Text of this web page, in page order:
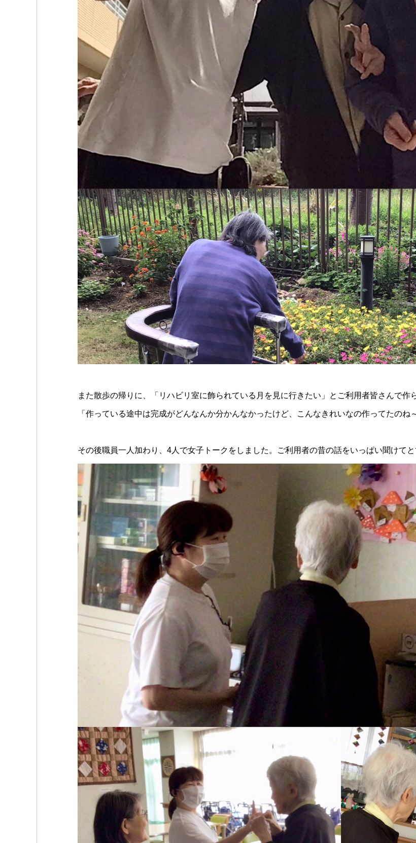
また散歩の帰りに、「リハビリ室に飾られている月を見に行きたい」とご利用者皆さんで作
「作っている途中は完成がどんなんか分かんなかったけど、こんなきれいなの作ってたのね
その後職員一人加わり、4人で女子トークをしました。ご利用者の昔の話をいっぱい聞けてと